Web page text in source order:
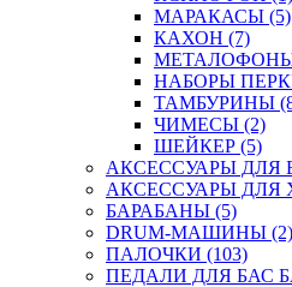
МАРАКАСЫ (5)
КАХОН (7)
МЕТАЛОФОНЫ
НАБОРЫ
ТАМБУРИНЫ
ЧИМЕСЫ (2)
ШЕЙКЕР (5)
АКСЕССУАРЫ ДЛЯ
АКСЕССУАРЫ ДЛЯ
БАРАБАНЫ (5)
DRUM-МАШИНЫ (2)
ПАЛОЧКИ (103)
ПЕДАЛИ ДЛЯ БАС